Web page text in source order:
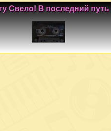
Свело! В последний путь